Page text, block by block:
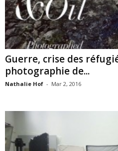
Guerre, crise des
photographie de...
Nathalie Hof - Mar 2, 2016